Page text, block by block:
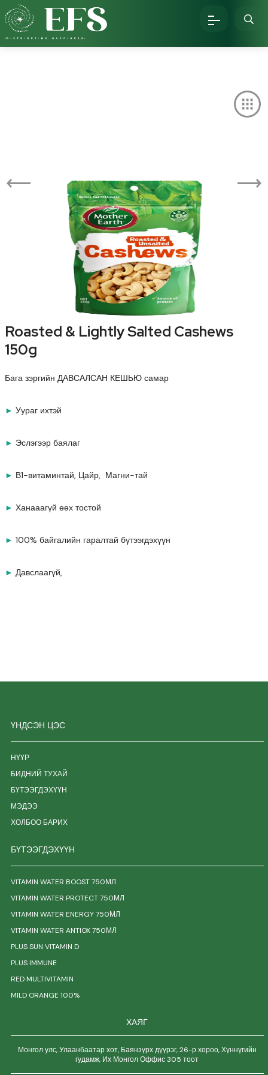
Roasted & Lightly Salted Cashews
150g
Бага зэргийн ДАВСАЛСАН КЕШЬЮ самар
► Уураг ихтэй
► Эслэгээр баялаг
► В1-витаминтай, Цайр, Магни-тай
► Ханааагүй өөх тостой
► 100% байгалийн гаралтай бүтээгдэхүүн
► Давслаагүй,
ҮНДСЭН ЦЭС
НҮҮР
БИДНИЙ ТУХАЙ
БҮТЭЭГДЭХҮҮН
МЭДЭЭ
ХОЛБОО БАРИХ
БҮТЭЭГДЭХҮҮН
VITAMIN WATER BOOST 750МЛ
VITAMIN WATER PROTECT 750МЛ
VITAMIN WATER ENERGY 750МЛ
VITAMIN WATER ANTIOX 750МЛ
PLUS SUN VITAMIN D
PLUS IMMUNE
RED MULTIVITAMIN
MILD ORANGE 100%
ХАЯГ
Монгол улс, Улаанбаатар хот, Баянзүрх дүүрэг, 26-р хороо, Хүннүгийн
гудамж, Их Монгол Оффис 305 тоот